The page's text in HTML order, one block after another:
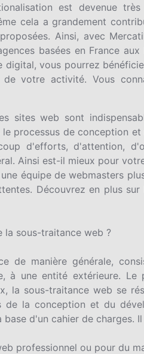
est devenue
cela a grandement
Ainsi, avec
basées en France
digital, vous pourrez
de votre activité. Vous
sites web sont
le processus de conception
d'efforts, d'attention,
Ainsi est-il mieux pour
équipe de webmasters
Découvrez en plus
la sous-traitance web ?
de manière générale,
à une entité extérieure.
la sous-traitance web se
de la conception et du
base d'un cahier de charges.
professionnel ou pour du